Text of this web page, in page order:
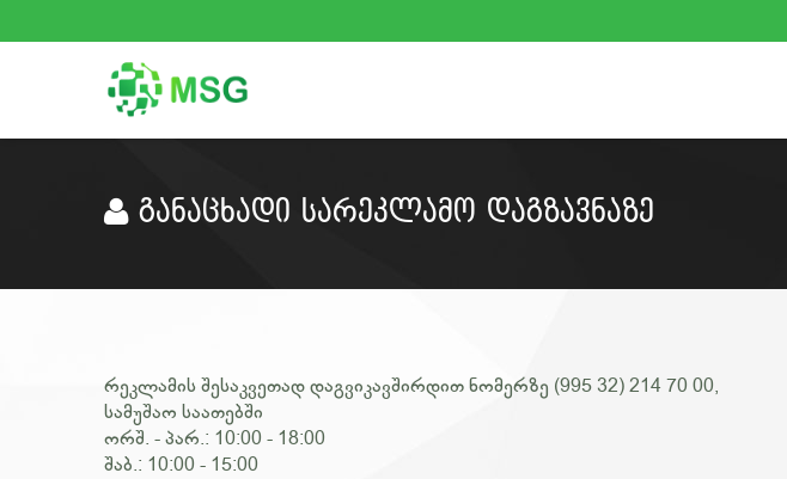
ᲒᲐᲜᲐᲪᲮᲐᲓᲘ ᲡᲐᲠᲔᲙᲚᲐᲛᲝ ᲓᲐᲒᲖᲐᲕᲜᲐᲖᲔ
რეკლამის შესაკვეთად დაგვიკავშირდით ნომერზე (995 32) 214 70 00,
სამუშაო საათებში
ორშ. - პარ.: 10:00 - 18:00
შაბ.: 10:00 - 15:00